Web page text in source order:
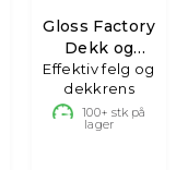
Gloss Factory
Dekk og
Felgrens
Effektiv felg og
dekkrens
100+ stk på
lager